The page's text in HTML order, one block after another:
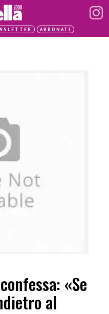
ABBONATI
«Se
al